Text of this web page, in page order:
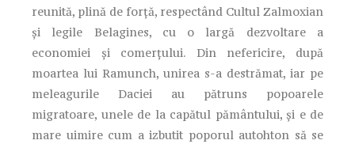
reunită, plină de forță, respectând Cultul Zalmoxian
și legile Belagines, cu o largă dezvoltare a
economiei și comerțului. Din nefericire, după
moartea lui Ramunch, unirea s-a destrămat, iar pe
meleagurile Daciei au pătruns popoarele
migratoare, unele de la capătul pământului, și e de
mare uimire cum a izbutit poporul autohton să se